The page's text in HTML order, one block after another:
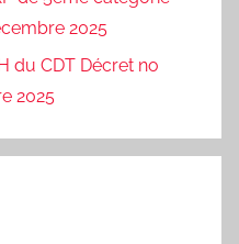
2025
du CDT Décret no
2025